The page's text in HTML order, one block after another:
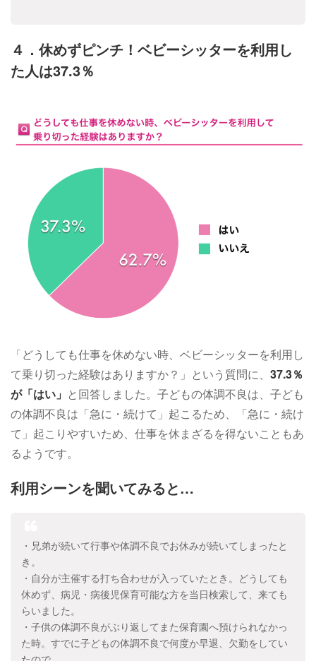
４．休めずピンチ！ベビーシッターを利用し
た人は37.3％
「どうしても仕事を休めない時、ベビーシッターを利用し
て乗り切った経験はありますか？」という質問に、 37.3％
が「はい」 と回答しました。子どもの体調不良は、子ども
の体調不良は「急に・続けて」起こるため、「急に・続け
て」起こりやすいため、仕事を休まざるを得ないこともあ
るようです。
利用シーンを聞いてみると…
・兄弟が続いて行事や体調不良でお休みが続いてしまったと
き。
・自分が主催する打ち合わせが入っていたとき。どうしても
休めず、病児・病後児保育可能な方を当日検索して、来ても
らいました。
・子供の体調不良がぶり返してまた保育園へ預けられなかっ
た時。すでに子どもの体調不良で何度か早退、欠勤をしてい